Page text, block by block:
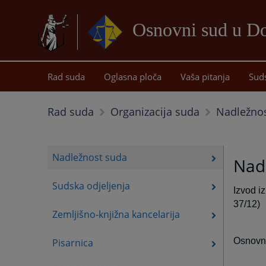
Osnovni sud u
Rad suda Oglasna ploča Vaša pitanja
Rad suda Organizacija suda
Nadležnost suda
Sudska odjeljenja
Zemljišno-knjižna kancelarija
Pisarnica
Izvod
37/12)